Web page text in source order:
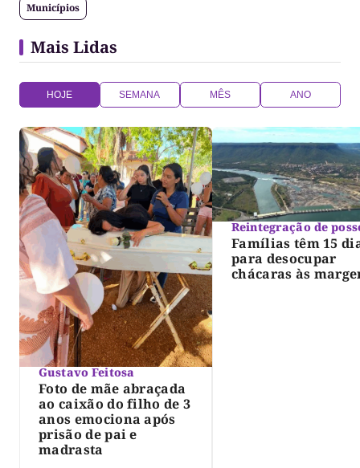
Municípios
Mais Lidas
HOJE SEMANA MÊS ANO
Gustavo Feitosa
Foto de mãe abraçada
ao caixão do filho de 3
anos emociona após
prisão de pai e
madrasta
Reintegração de
Famílias têm 15
para desocupar
chácaras às